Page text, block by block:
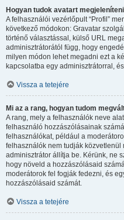
Hogyan tudok avatart
A felhasználói vezérlőpult “Profil”
következő módokon: Gravatar
történő választással, külső URL
adminisztrátorától függ, hogy
milyen módon lehet megadni ezt a
kapcsolatba egy adminisztrátorral,
Vissza a tetejére
Mi az a rang, hogyan tudom
A rang, mely a felhasználók neve
felhasználó hozzászólásainak
felhasználókat, például a
felhasználók nem tudják
adminisztrátor állítja be. Kérünk, ne
hogy növeld a hozzászólásaid
moderátorok fel fogják fedezni, és
hozzászólásaid számát.
Vissza a tetejére